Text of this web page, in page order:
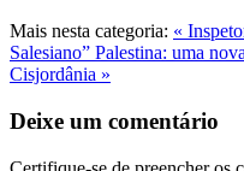
Mais nesta categoria: «
Salesiano” Palestina: uma
Cisjordânia »
Deixe um comentário